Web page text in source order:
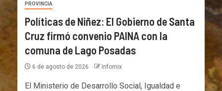
PROVINCIA
Políticas de Niñez: El Gobierno de Santa
Cruz firmó convenio PAINA con la
comuna de Lago Posadas
6 de agosto de 2026 Infomix
El Ministerio de Desarrollo Social, Igualdad e